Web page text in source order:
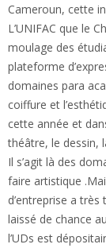
Cameroun, cette
L’UNIFAC que le
moulage des
plateforme
domaines para
coiffure et
cette année et
théâtre, le dessin,
Il s’agit là des
faire artistique
d’entreprise a
laissé de chance
l’UDs est